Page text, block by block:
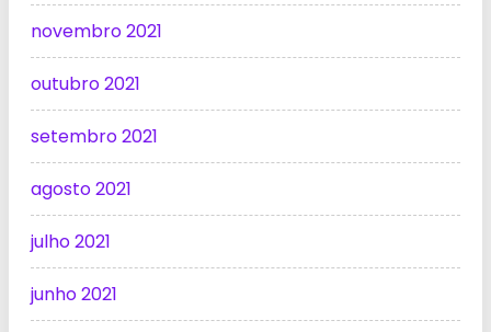
novembro 2021
outubro 2021
setembro 2021
agosto 2021
julho 2021
junho 2021